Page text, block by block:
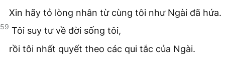
Xin hãy tỏ lòng nhân từ cùng tôi như Ngài đã hứa.
59 Tôi suy tư về đời sống tôi,
rồi tôi nhất quyết theo các qui tắc của Ngài.